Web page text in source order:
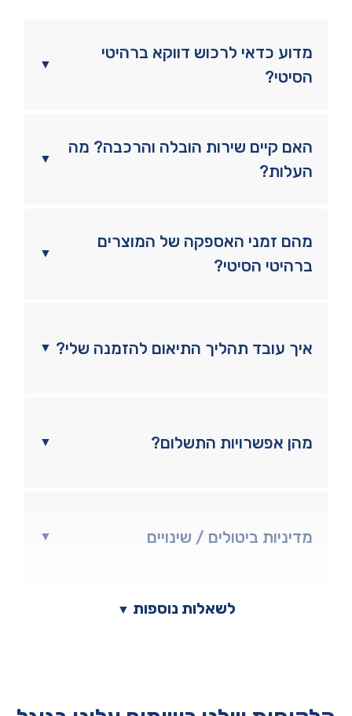
▼
מדוע כדאי לרכוש דווקא ברהיטי
הסיטי?
▼
האם קיים שירות הובלה והרכבה? מה
העלות?
▼
מהם זמני האספקה של המוצרים
ברהיטי הסיטי?
▼ איך עובד תהליך התיאום להזמנה שלי?
▼ מהן אפשרויות התשלום?
▼ מדיניות ביטולים / שינויים
▼ לשאלות נוספות